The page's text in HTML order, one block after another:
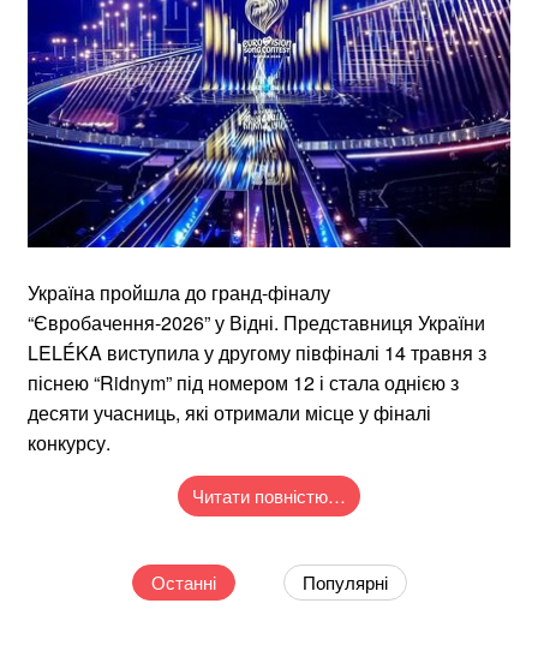
Україна пройшла до гранд-фіналу
“Євробачення-2026” у Відні. Представниця України
LELÉKA виступила у другому півфіналі 14 травня з
піснею “Ridnym” під номером 12 і стала однією з
десяти учасниць, які отримали місце у фіналі
конкурсу.
Читати повністю…
Останні Популярні